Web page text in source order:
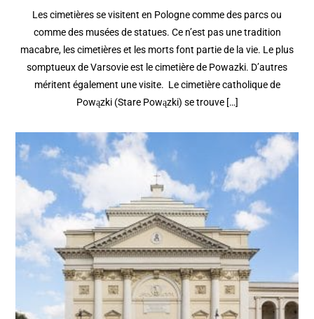
Les cimetières se visitent en Pologne comme des parcs ou
comme des musées de statues. Ce n’est pas une tradition
macabre, les cimetières et les morts font partie de la vie. Le plus
somptueux de Varsovie est le cimetière de Powazki. D’autres
méritent également une visite. Le cimetière catholique de
Powązki (Stare Powązki) se trouve […]